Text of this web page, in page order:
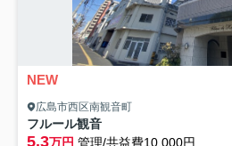
NEW
広島市西区南観音町
フルール観音
5.3万円 管理/共益費10,000円